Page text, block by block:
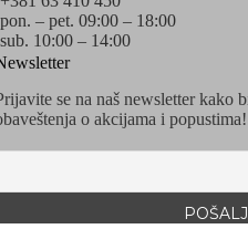
pon. – pet. 09:00 – 18:00
sub. 10:00 – 14:00
se na naš newsletter kako
o akcijama i popustima!